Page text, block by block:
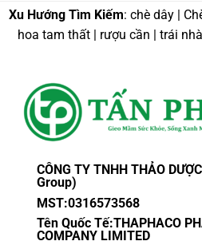
Xu Hướng Tìm Kiếm: chè dây |
hoa tam thất | rượu cần | trái
CÔNG TY TNHH THẢO
Group)
MST:0316573568
Tên Quốc Tế:THAPHACO
COMPANY LIMITED